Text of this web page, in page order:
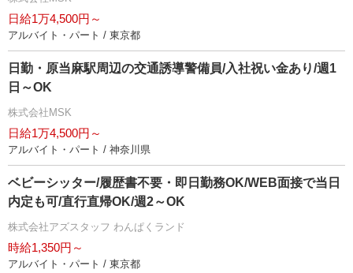
日給1万4,500円～
アルバイト・パート / 東京都
日勤・原当麻駅周辺の交通誘導警備員/入社祝い金あり/週1
日～OK
株式会社MSK
日給1万4,500円～
アルバイト・パート / 神奈川県
ベビーシッター/履歴書不要・即日勤務OK/WEB面接で当日
内定も可/直行直帰OK/週2～OK
株式会社アズスタッフ わんぱくランド
時給1,350円～
アルバイト・パート / 東京都